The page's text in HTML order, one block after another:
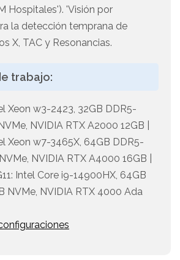
Hospitales'). 'Visión por
la detección temprana de
X, TAC y Resonancias.
trabajo:
Xeon w3-2423, 32GB DDR5-
NVIDIA RTX A2000 12GB |
Xeon w7-3465X, 64GB DDR5-
NVIDIA RTX A4000 16GB |
Intel Core i9-14900HX, 64GB
NVMe, NVIDIA RTX 4000 Ada